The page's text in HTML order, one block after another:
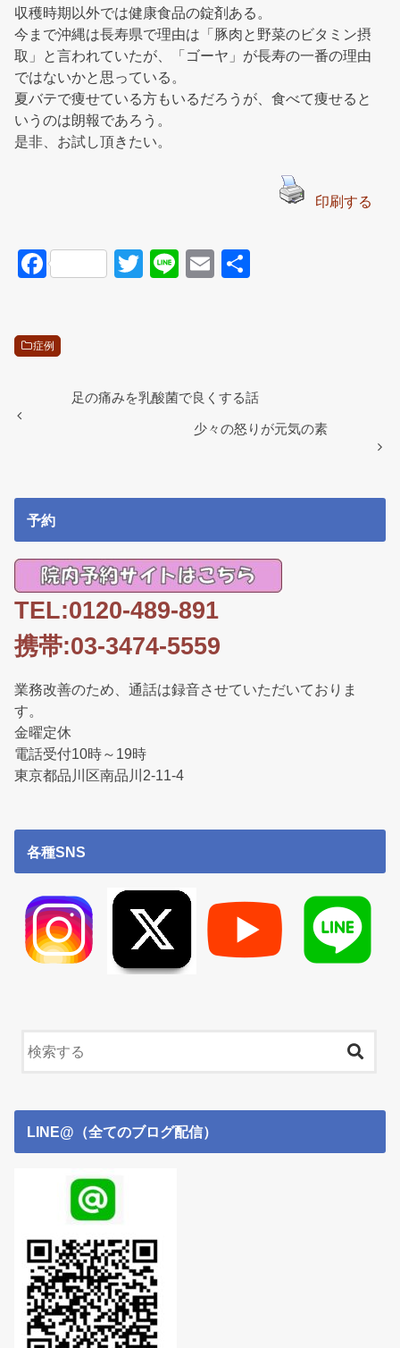
収穫時期以外では健康食品の錠剤ある。
今まで沖縄は長寿県で理由は「豚肉と野菜のビタミン摂
取」と言われていたが、「ゴーヤ」が長寿の一番の理由
ではないかと思っている。
夏バテで痩せている方もいるだろうが、食べて痩せると
いうのは朗報であろう。
是非、お試し頂きたい。
印刷する
F
e
T
Li
E
症例
足の痛みを乳酸菌で良くする話
少々の怒りが元気の素
予約
TEL:0120-489-891
携帯:03-3474-5559
業務改善のため、通話は録音させていただいておりま
す。
金曜定休
電話受付10時～19時
東京都品川区南品川2-11-4
各種SNS
LINE@（全てのブログ配信）